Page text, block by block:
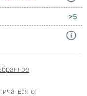
>5
от